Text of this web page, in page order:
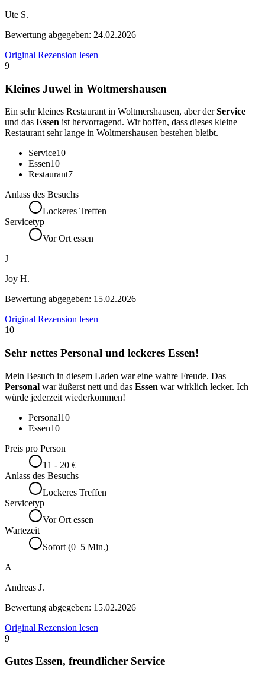
Ute S.
Bewertung abgegeben: 24.02.2026
Original Rezension lesen
9
Kleines Juwel in Woltmershausen
Ein sehr kleines Restaurant in Woltmershausen, aber derService
und das Essen ist hervorragend. Wir hoffen, dass dieses kleine
Restaurant sehr lange in Woltmershausen bestehen bleibt.
Service10
Essen10
Restaurant7
Anlass des Besuchs
Lockeres Treffen
Servicetyp
Vor Ort essen
J
Joy H.
Bewertung abgegeben: 15.02.2026
Original Rezension lesen
10
Sehr nettes Personal und leckeres Essen!
Mein Besuch in diesem Laden war eine wahre Freude. Das
Personal war äußerst nett und das Essen war wirklich lecker. Ich
würde jederzeit wiederkommen!
Personal10
Essen10
Preis pro Person
11 - 20 €
Anlass des Besuchs
Lockeres Treffen
Servicetyp
Vor Ort essen
Wartezeit
Sofort (0–5 Min.)
A
Andreas J.
Bewertung abgegeben: 15.02.2026
Original Rezension lesen
9
Gutes Essen, freundlicher Service